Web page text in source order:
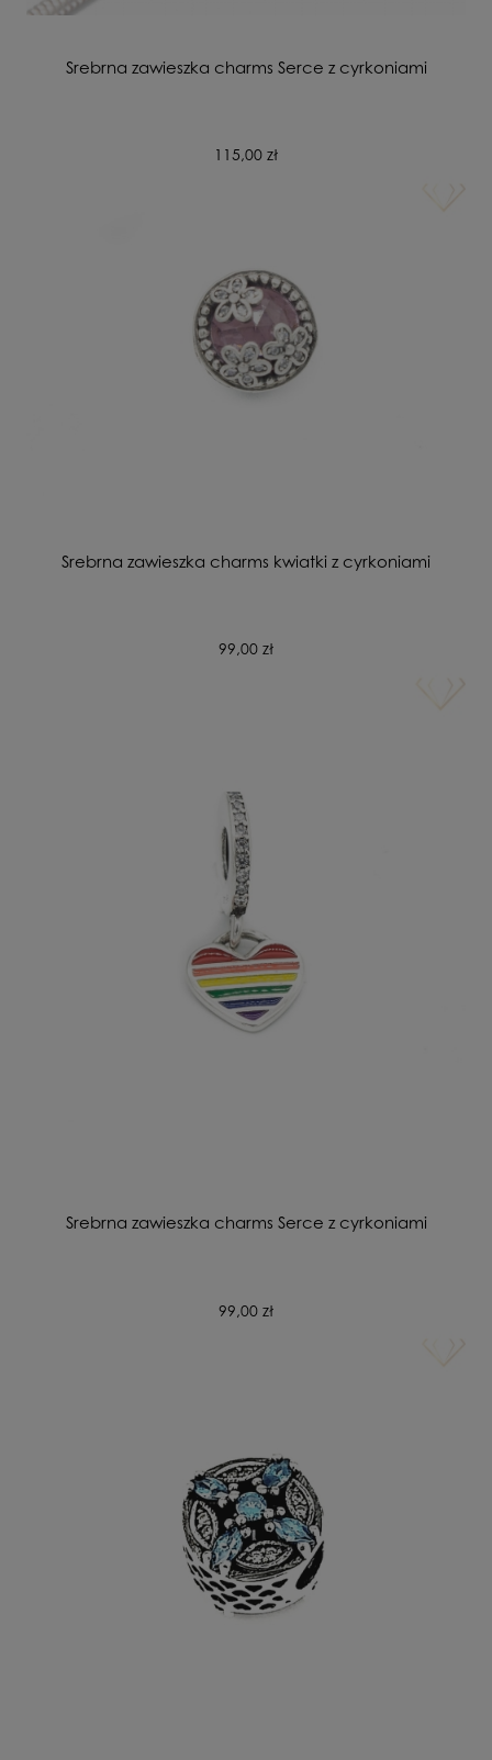
Srebrna zawieszka charms Serce z cyrkoniami
115,00 zł
Srebrna zawieszka charms kwiatki z cyrkoniami
99,00 zł
Srebrna zawieszka charms Serce z cyrkoniami
99,00 zł